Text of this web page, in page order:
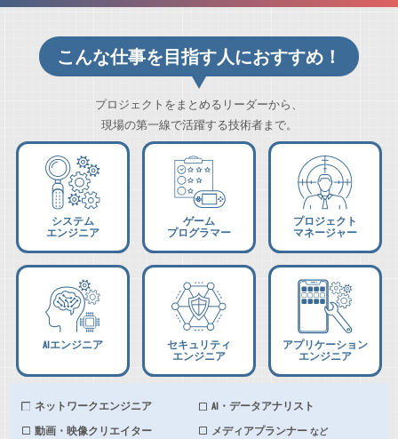
こんな仕事を目指す人におすすめ！
プロジェクトをまとめるリーダーから、
現場の第一線で活躍する技術者まで。
システム
エンジニア
ゲーム
プログラマー
プロジェクト
マネージャー
AIエンジニア
セキュリティ
エンジニア
アプリケーション
エンジニア
ネットワークエンジニア AI・データアナリスト
動画・映像クリエイター メディアプランナーなど